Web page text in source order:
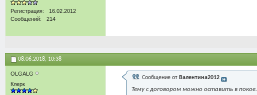
Регистрация
16.02.2012
Сообщений
214
08.06.2018, 10:38
OLGALG
Клерк
Сообщение от Валентина2012
Тему с договором можно оставить в покое.